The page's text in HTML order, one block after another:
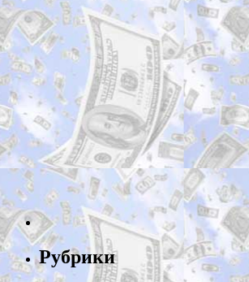
Рубрики